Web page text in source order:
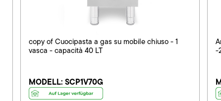
copy of Cuocipasta a gas su mobile chiuso - 1
vasca - capacità 40 LT
MODELL: SCP1V70G
-